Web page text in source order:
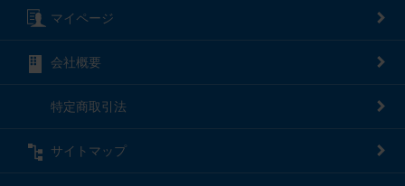
マイページ
会社概要
特定商取引法
サイトマップ